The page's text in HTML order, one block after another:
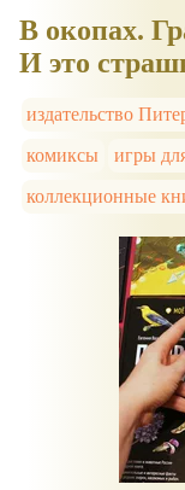
В окопах.
И это
издательство
комиксы
игры
коллекционные